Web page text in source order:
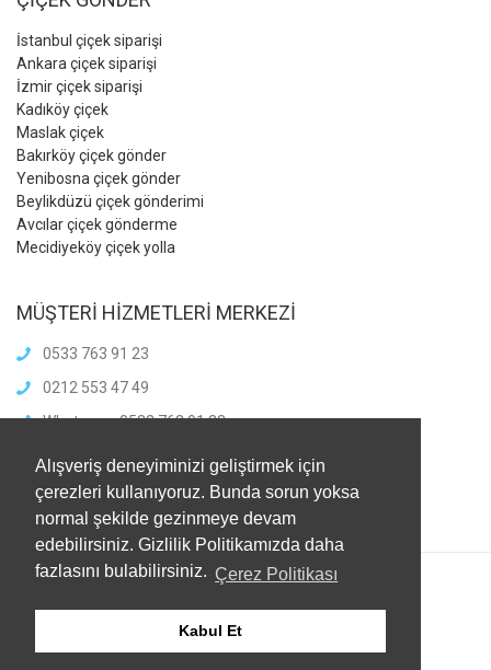
Alışveriş deneyiminizi geliştirmek için
çerezleri kullanıyoruz. Bunda sorun yoksa
normal şekilde gezinmeye devam
edebilirsiniz. Gizlilik Politikamızda daha
fazlasını bulabilirsiniz. Çerez Politikası
Kabul Et
İstanbul çiçek siparişi
Ankara çiçek siparişi
İzmir çiçek siparişi
Kadıköy çiçek
Maslak çiçek
Bakırköy çiçek gönder
Yenibosna çiçek gönder
Beylikdüzü çiçek gönderimi
Avcılar çiçek gönderme
Mecidiyeköy çiçek yolla
MÜŞTERİ HİZMETLERİ MERKEZİ
0533 763 91 23
0212 553 47 49
Whatsapp: 0533 763 91 23
info@meliscicekcilik.com
Haftaiçi :8.00-21.00
HaftaSonu:8.00-21.00